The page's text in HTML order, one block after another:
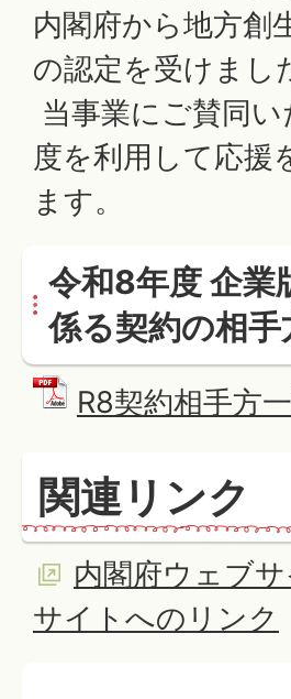
内閣府から地方創
の認定を受けまし
当事業にご賛同
度を利用して応援
ます。
令和8年度 企業
係る契約の相
R8契約相手方
関連リンク
内閣府ウェブ
サイトへのリンク